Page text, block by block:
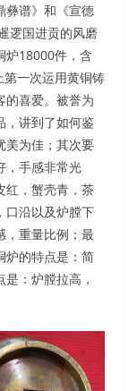
彝谱》和《宣德
逻国进贡的风磨
炉18000件，含
一次运用黄铜铸
的喜爱。被誉为
，讲到了如何鉴
美为佳；其次要
，手感非常光
红，蟹壳青，茶
口沿以及炉膛下
，重量比例；最
炉的特点是：简
：炉膛拉高，